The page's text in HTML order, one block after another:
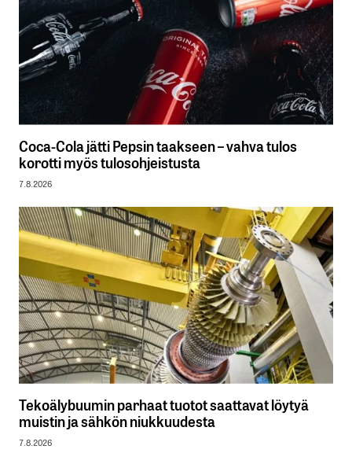
Coca-Cola jätti Pepsin taakseen – vahva tulos
korotti myös tulosohjeistusta
7.8.2026
Tekoälybuumin parhaat tuotot saattavat löytyä
muistin ja sähkön niukkuudesta
7.8.2026